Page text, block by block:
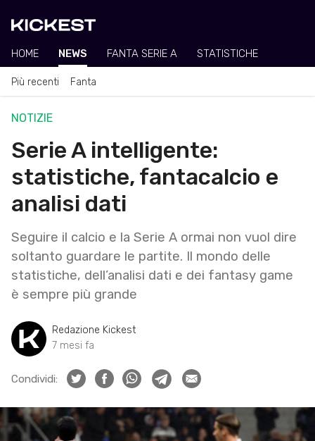
HOME NEWS FANTA SERIE A STATISTICHE
Più recenti Fanta
NOTIZIE
Serie A intelligente:
statistiche, fantacalcio e
analisi dati
Seguire il calcio e la Serie A ormai non vuol dire
soltanto guardare le partite. Il mondo delle
statistiche, dell’analisi dati e dei fantasy game
è sempre più grande
Redazione Kickest
7 mesi fa
Condividi: